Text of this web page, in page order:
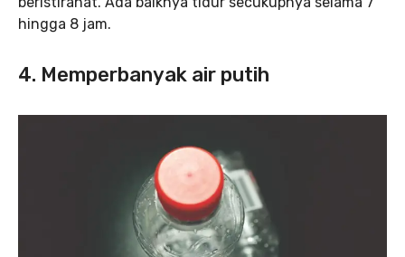
hingga 8 jam.
4. Memperbanyak air putih